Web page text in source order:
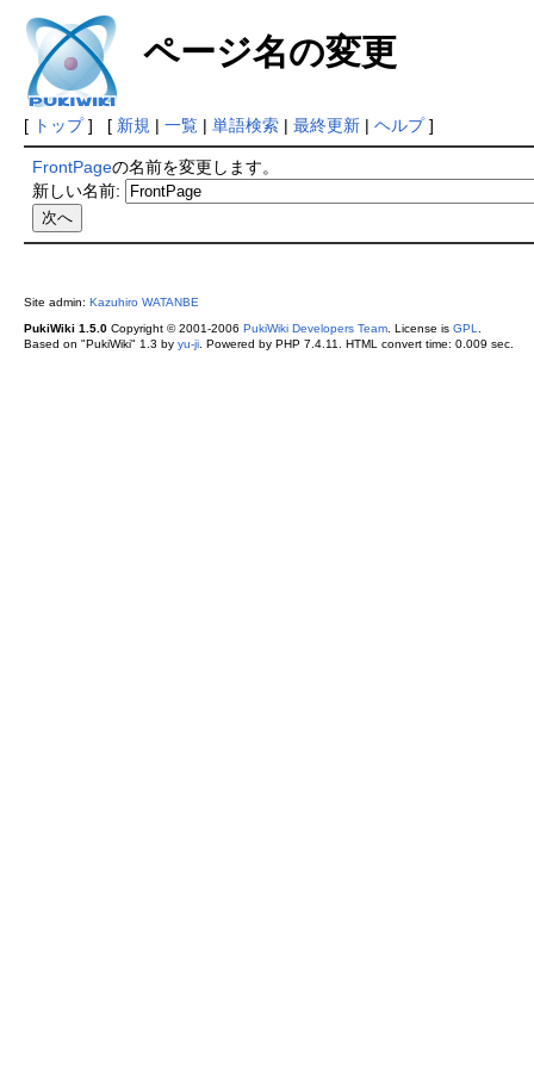
ページ名の変更
[ トップ] [ 新規 | 一覧| 単語検索| 最終更新| ヘルプ]
FrontPageの名前を変更します。
新しい名前:
Site admin: Kazuhiro WATANBE
PukiWiki 1.5.0Copyright © 2001-2006 PukiWiki Developers Team. License is GPL
Based on "PukiWiki" 1.3 by yu-ji. Powered by PHP 7.4.11. HTML convert time: 0.009 sec.